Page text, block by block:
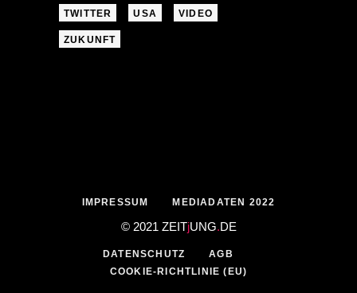
TWITTER USA VIDEO
ZUKUNFT
IMPRESSUM MEDIADATEN 2022
© 2021 ZEITjUNG.DE
DATENSCHUTZ
AGB
COOKIE-RICHTLINIE (EU)